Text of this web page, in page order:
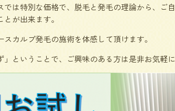
では特別な価格で、脱毛と発毛の理論から、ご
が出来ます。
カルプ発毛の施術を体感して頂けます。
」ということで、ご興味のある方は是非お気軽